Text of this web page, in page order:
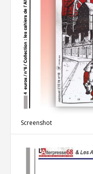
Screenshot